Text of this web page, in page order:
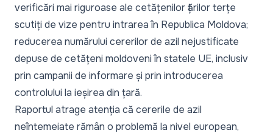
verificări mai riguroase ale cetățenilor țărilor terțe
scutiți de vize pentru intrarea în Republica Moldova;
reducerea numărului cererilor de azil nejustificate
depuse de cetățeni moldoveni în statele UE, inclusiv
prin campanii de informare și prin introducerea
controlului la ieșirea din țară.
Raportul atrage atenția că cererile de azil
neîntemeiate rămân o problemă la nivel european,